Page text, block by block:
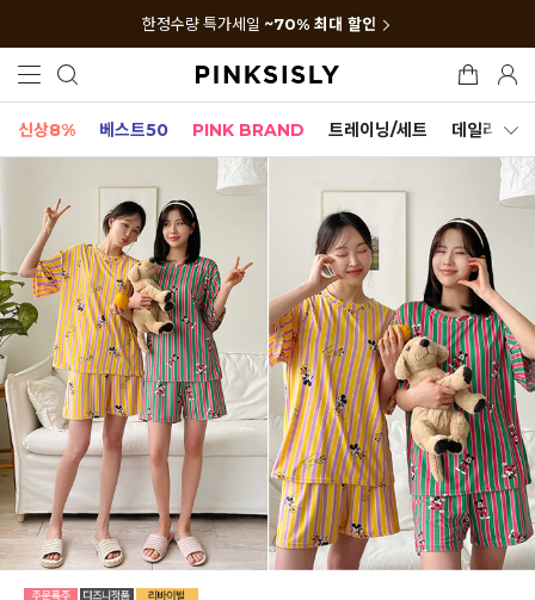
한정수량 특가세일 ~70% 최대 할인
신상8% 베스트50 PINK BRAND 트레이닝/세트 데일리세트